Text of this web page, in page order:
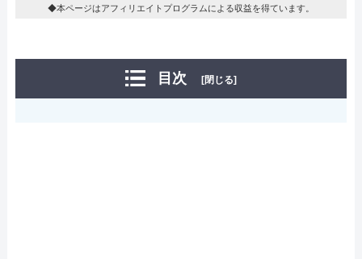
◆本ページはアフィリエイトプログラムによる収益を得ています。
目次 [閉じる]